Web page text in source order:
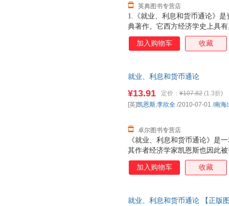
1.《就业、利息和货币通论》
典著作。它西方经济学史上具
政策有着重大的指导意义。这
典范。 2.这次出版的彩图珍藏
名著，以前所未有的方式体验
英典图书专营店
加入购物车 收藏
就业、利息和货币通论
《就业、利息和货币通论》是
其作者经济学家凯恩斯也因此
奠定了宏观经济学的基础， 并
论》并称为影响人类历史进程
业、利息和货币通论》”作为“
¥13.91 定价： ¥107.82 (1.3折)
卓尔图书专营店
[英]凯恩斯,李欣全 /2010-07-01 /南海
加入购物车 收藏
就业、利息和货币通论 【正版